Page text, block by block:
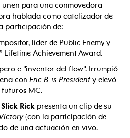
unen para una conmovedora
hablada como catalizador de
participación de:
líder de Public Enemy y
Lifetime Achievement Award.
e "inventor del flow". Irrumpió
con Eric B. is President y elevó
MC.
Slick Rick presenta un clip de su
Victory(con la participación de
de una actuación en vivo.